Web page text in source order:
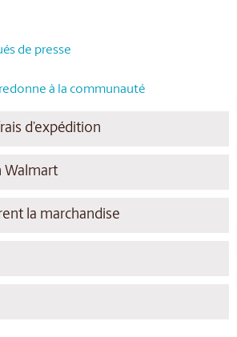
de presse
redonne à la communauté
d’expédition
Walmart
la marchandise